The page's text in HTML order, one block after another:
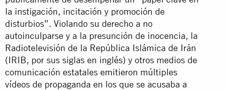
la instigación, incitación y promoción de
disturbios”. Violando su derecho a no
autoinculparse y a la presunción de inocencia, la
Radiotelevisión de la República Islámica de Irán
(IRIB, por sus siglas en inglés) y otros medios de
comunicación estatales emitieron múltiples
vídeos de propaganda en los que se acusaba a